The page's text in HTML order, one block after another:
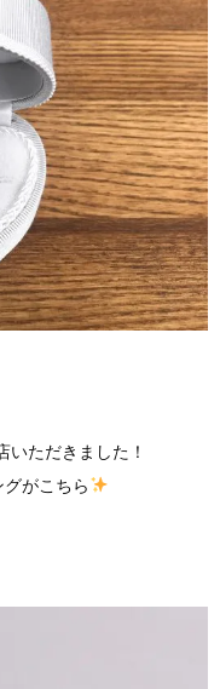
ただきました！
がこちら